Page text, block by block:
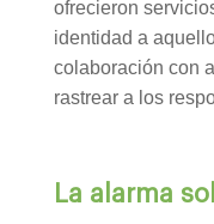
ofrecieron
identidad a
colaboración con
rastrear a los
La alarma